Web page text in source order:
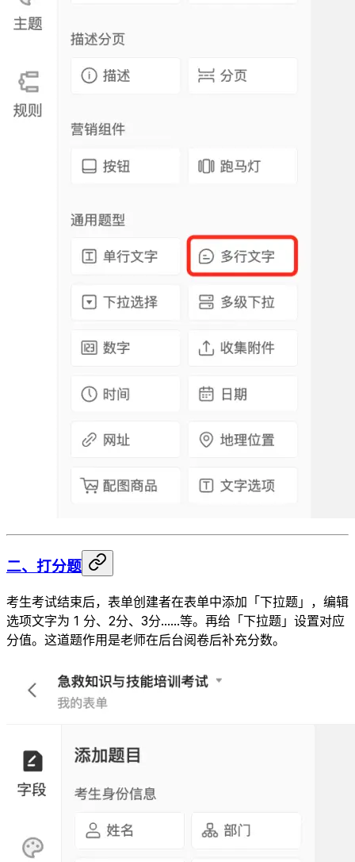
二、打分题
考生考试结束后，表单创建者在表单中添加「下拉题」，编辑
选项文字为 1 分、2分、3分......等。再给「下拉题」设置对应
分值。这道题作用是老师在后台阅卷后补充分数。